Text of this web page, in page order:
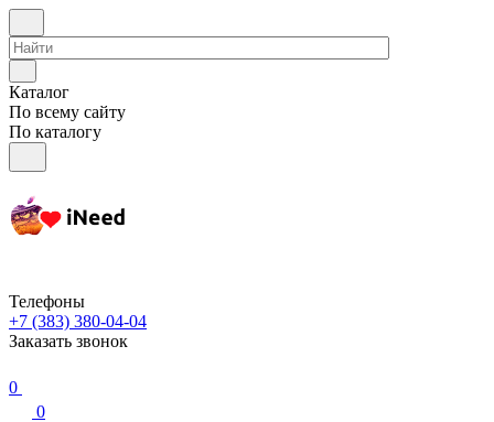
Каталог
По всему сайту
По каталогу
Телефоны
+7 (383) 380-04-04
Заказать звонок
0
0